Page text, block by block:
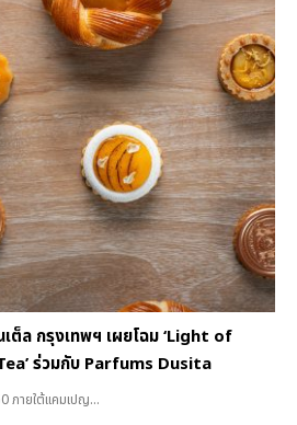
ต็ล กรุงเทพฯ เผยโฉม ‘Light of
ร่วมกับ Parfums Dusita
ภายใต้แคมเปญ...